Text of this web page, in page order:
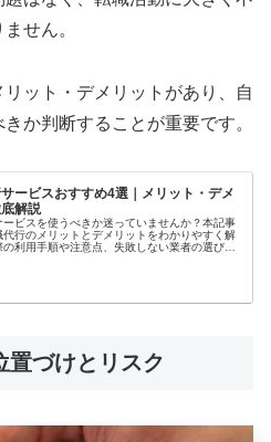
せん。
ット・デメリットがあり、自
か判断することが重要です。
ービスおすすめ4選｜メリット・デメ
解説
ービスを使うべきか迷っていませんか？本記事
代行のメリットとデメリットをわかりやすく解
利用手順や注意点、失敗しない業者の選び方
置づけとリスク